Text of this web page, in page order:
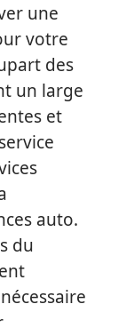
une
votre
des
un large
et
auto.
du